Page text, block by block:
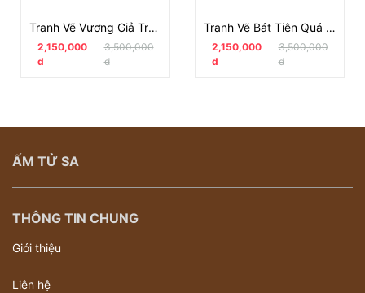
Tranh Vẽ Vương Giả Truy Phong
2,150,000
đ
3,500,000
đ
Tranh Vẽ Bát Tiên Quá Hải
2,150,000
đ
3,500,000
đ
ẤM TỬ SA
THÔNG TIN CHUNG
Giới thiệu
Liên hệ